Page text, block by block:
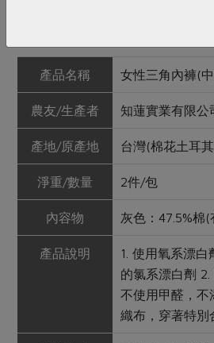
產品名稱 女性三角內褲(
農友/生產者 知蓮實業有限公
產地/原產地 台灣(棉花土耳
淨重/數量 2件/包
內容物 灰色：47.5%棉
產品說明
1. 使用氧系漂
的氯系漂白劑
不使用甲醛，不
織布，穿著特別